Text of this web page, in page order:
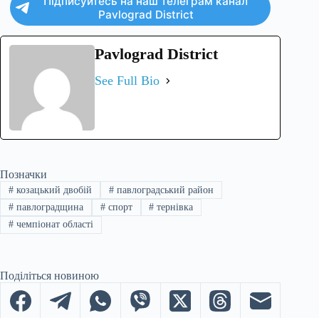
Pavlograd District
Pavlograd District
See Full Bio
Позначки
#козацький двобій #павлоградський район
#павлоградщина #спорт # тернівка
#чемпіонат області
Поділіться новиною